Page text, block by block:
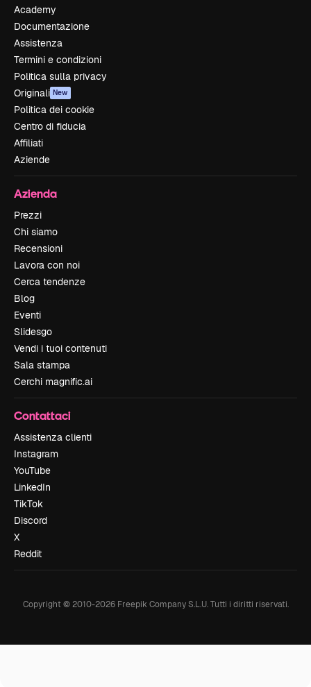
Academy
Documentazione
Assistenza
Termini e condizioni
Politica sulla privacy
Originali New
Politica dei cookie
Centro di fiducia
Affiliati
Aziende
Azienda
Prezzi
Chi siamo
Recensioni
Lavora con noi
Cerca tendenze
Blog
Eventi
Slidesgo
Vendi i tuoi contenuti
Sala stampa
Cerchi magnific.ai
Contattaci
Assistenza clienti
Instagram
YouTube
LinkedIn
TikTok
Discord
X
Reddit
Copyright © 2010-2026Freepik Company S.L.U. Tutti i diritti riservati.